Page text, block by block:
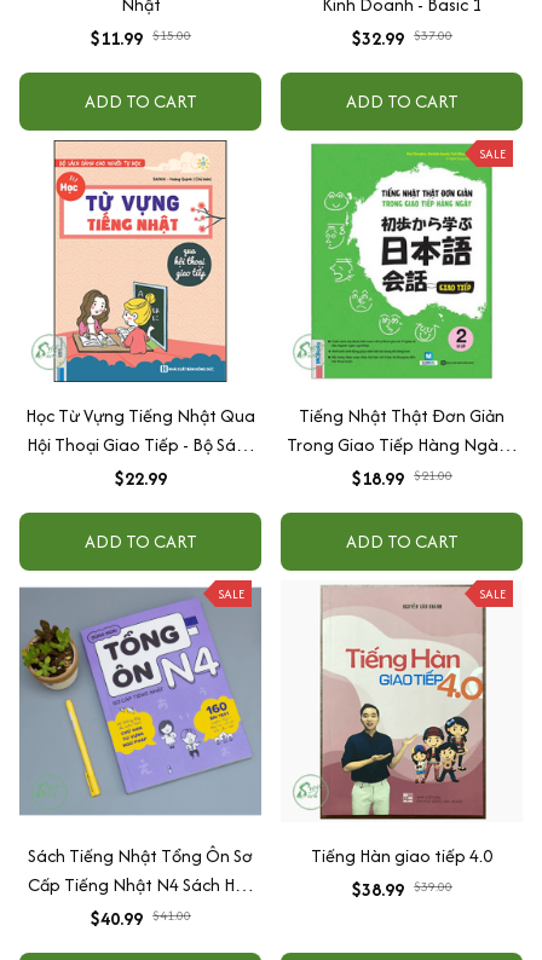
$11.99 $15.00
ADD TO CART
$32.99 $37.00
ADD TO CART
Học Từ Vựng Tiếng Nhật Qua
Hội Thoại Giao Tiếp - Bộ Sách
Dành Cho Người Tự Học
$22.99
ADD TO CART
SALE
Tiếng Nhật Thật Đơn Giản
Trong Giao Tiếp Hàng Ngày -
Sơ Cấp 2
$18.99 $21.00
ADD TO CART
SALE
Sách Tiếng Nhật Tổng Ôn Sơ
Cấp Tiếng Nhật N4 Sách Học
Tiếng Nhật JLPT N4 Dũng Mori
$40.99 $41.00
SALE
Tiếng Hàn giao tiếp 4.0
$38.99 $39.00